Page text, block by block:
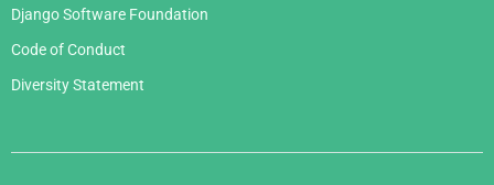
Django Software Foundation
Code of Conduct
Diversity Statement